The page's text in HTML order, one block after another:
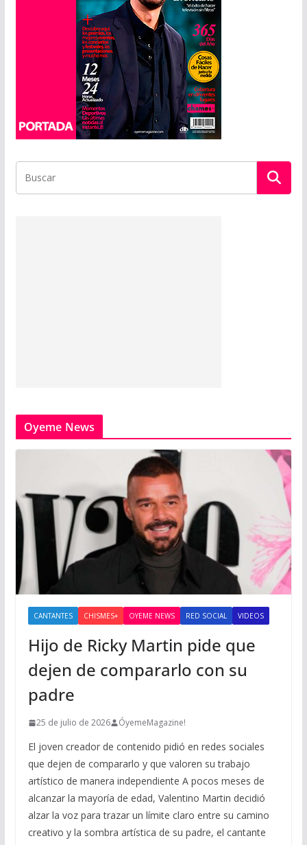
Oyeme News
CANTANTES CHISMES+ OYEME NEWS RED SOCIAL VIDEOS
Hijo de Ricky Martin pide que
dejen de compararlo con su
padre
25 de julio de 2026 ÓyemeMagazine!
El joven creador de contenido pidió en redes sociales
que dejen de compararlo y que valoren su trabajo
artístico de manera independiente A pocos meses de
alcanzar la mayoría de edad, Valentino Martin decidió
alzar la voz para trazar un límite claro entre su camino
creativo y la sombra artística de su padre, el cantante